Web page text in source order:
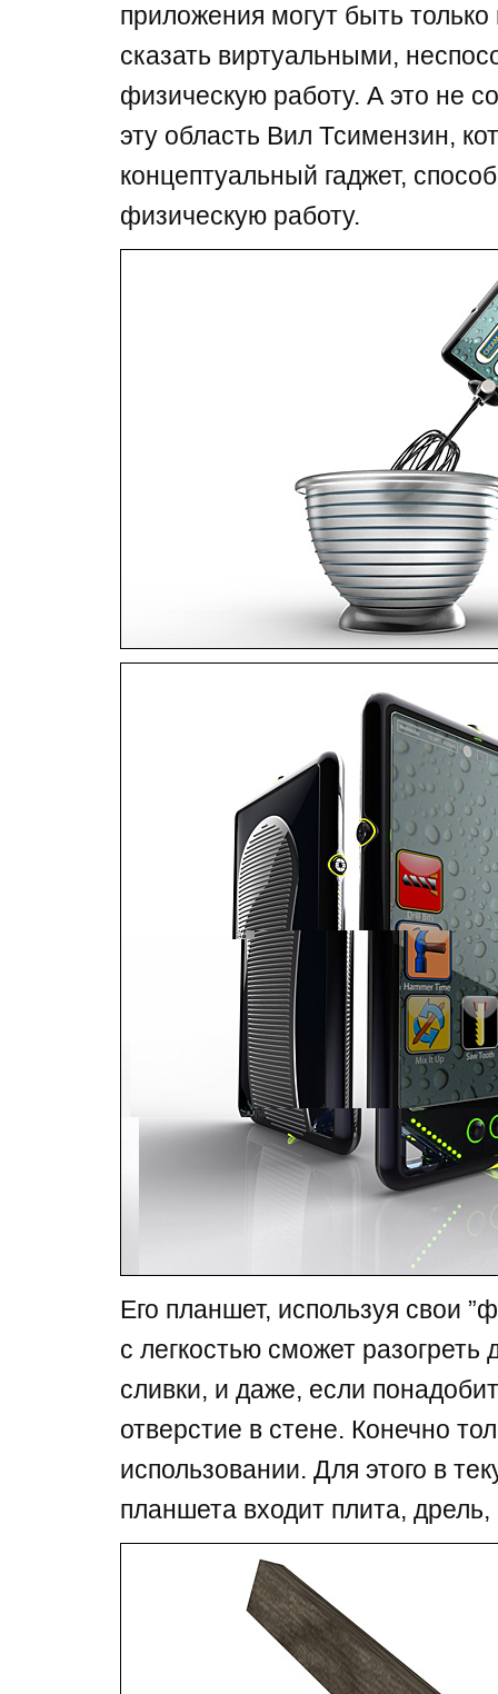
приложения могут быть
сказать виртуальными,
физическую работу. А это не
эту область Вил Тсимензин,
концептуальный гаджет,
физическую работу.
Его планшет, используя свои
с легкостью сможет разогреть
сливки, и даже, если
отверстие в стене. Конечно
использовании. Для этого в
планшета входит плита,